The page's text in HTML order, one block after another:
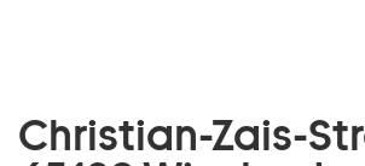
Christian-Zais-